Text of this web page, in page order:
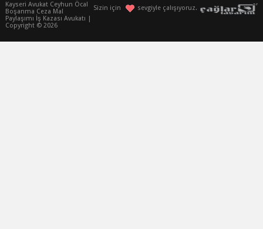
Sizin için sevgiyle çalışıyoruz.
Kayseri Avukat Ceyhun Öcal
Boşanma Ceza Mal
Paylaşımı İş Kazası Avukatı |
Copyright © 2026